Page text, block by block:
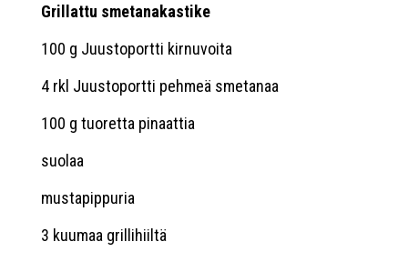
Grillattu smetanakastike
100 g Juustoportti kirnuvoita
4 rkl Juustoportti pehmeä smetanaa
100 g tuoretta pinaattia
suolaa
mustapippuria
3 kuumaa grillihiiltä